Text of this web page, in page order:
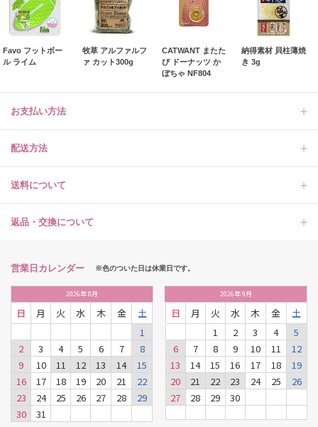
Favo フットボー
ル ライム
牧草 アルファルフ
ァ カット300g
CATWANT またた
び ドーナッツ か
ぼちゃ NF804
納得素材 貝柱薄焼
き 3g
お支払い方法
配送方法
送料について
返品・交換について
営業日カレンダー ※色のついた日は休業日です。
2026年8月
日 月 火 水 木 金
土
1
2
3 4 5 6 7
8
9
10 11 12 13 14
15
16
17 18 19 20 21
22
23
24 25 26 27 28
29
30
31
2026年9月
日 月 火 水 木 金
土
1
2 3 4
5
6
7 8 9 10 11
12
13
14 15 16 17 18
19
20
21 22 23 24 25
26
27
28 29 30